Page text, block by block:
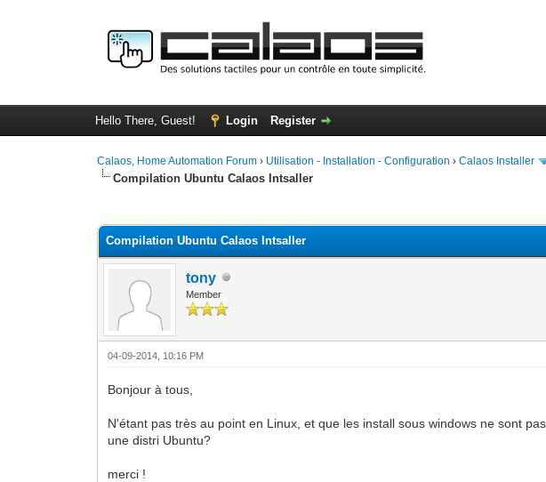
Hello There, Guest! Login Register
Calaos, Home Automation Forum › Utilisation - Installation - Configuration ›Calaos Installer
Compilation Ubuntu Calaos Intsaller
Compilation Ubuntu Calaos Intsaller
tony
Member
04-09-2014, 10:16 PM
Bonjour à tous,
N'étant pas très au point en Linux, et que les install sous windows ne sont
une distri Ubuntu?
merci !